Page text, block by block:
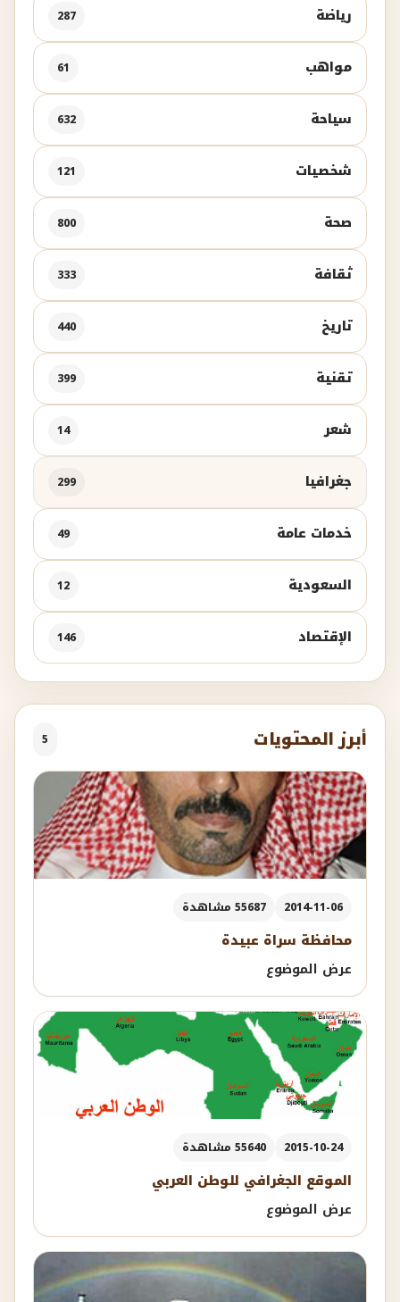
رياضة 287
مواهب 61
سياحة 632
شخصيات 121
صحة 800
ثقافة 333
تاريخ 440
تقنية 399
شعر 14
جغرافيا 299
خدمات عامة 49
السعودية 12
الإقتصاد 146
أبرز المحتويات 5
2014-11-06 55687 مشاهدة
محافظة سراة عبيدة
عرض الموضوع
2015-10-24 55640 مشاهدة
الموقع الجغرافي للوطن العربي
عرض الموضوع